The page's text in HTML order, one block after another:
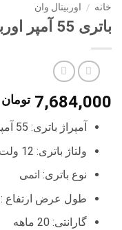
خانه / اوربیتال وان
باتری 55 آمپر اوربیتال وان پاور پلاس
7,684,000 تومان
آمپراژ باتری: 55 آمپر (AH)
ولتاژ باتری: 12 ولت (V)
نوع باتری: اتمی
طول عرض ارتفاع : 242, 175, 190 میلی متر
گارانتی: 20 ماهه